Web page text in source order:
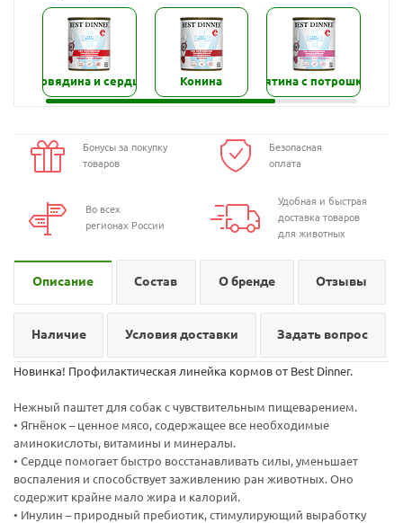
Говядина и сердце Конина Телятина с потрошками
Бонусы за покупку
товаров
Безопасная
оплата
Во всех
регионах России
Удобная и быстрая
доставка товаров
для животных
Описание Состав О бренде Отзывы
Наличие Условия доставки Задать вопрос
Новинка! Профилактическая линейка кормов от Best Dinner.
Нежный паштет для собак с чувствительным пищеварением.
• Ягнёнок – ценное мясо, содержащее все необходимые
аминокислоты, витамины и минералы.
• Сердце помогает быстро восстанавливать силы, уменьшает
воспаления и способствует заживлению ран животных. Оно
содержит крайне мало жира и калорий.
• Инулин – природный пребиотик, стимулирующий выработку